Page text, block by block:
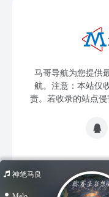
马哥导航为您提供
航。注意：本站仅
责。若收录的站点
免责声明 友
神笔马良